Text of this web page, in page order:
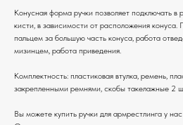
Конусная форма ручки позволяет подключать в
кисти, в зависимости от расположения конуса.
пальцем за большую часть конуса, работа
мизинцем, работа приведения.
Комплектность: пластиковая втулка, ремень,
закрепленными ремнями, скобы такелажные 2
Вы можете купить ручки для армрестлинга у